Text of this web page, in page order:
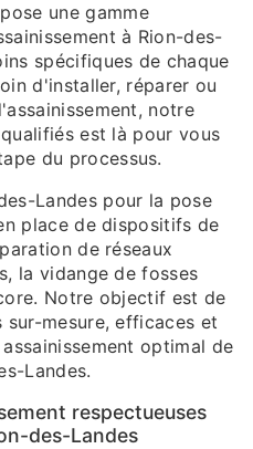
une gamme
à Rion-des-
spécifiques de chaque
d'installer, réparer ou
notre
est là pour vous
du processus.
Landes pour la pose
place de dispositifs de
de réseaux
la vidange de fosses
Notre objectif est de
mesure, efficaces et
optimal de
Landes.
respectueuses
des-Landes